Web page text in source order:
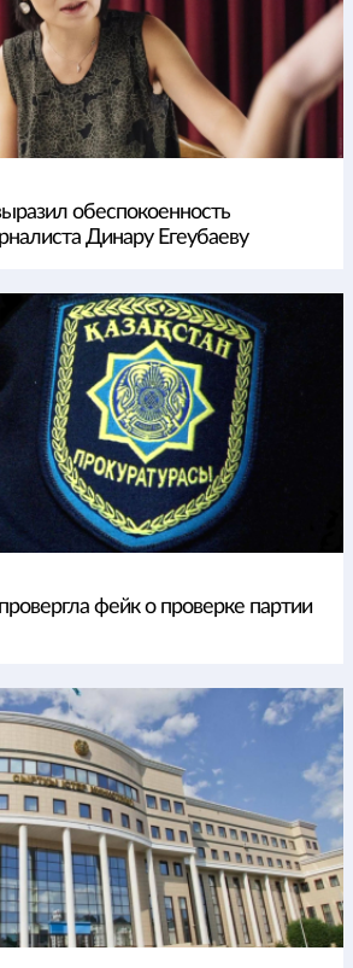
обеспокоенность
Динару Егеубаеву
фейк о проверке партии